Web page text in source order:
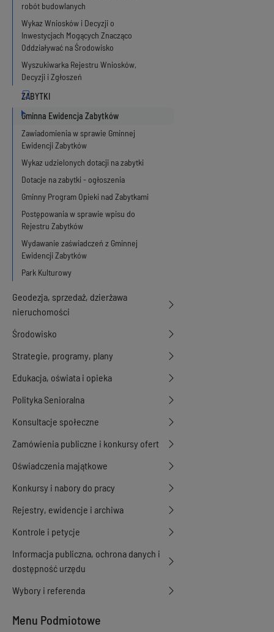
robót budowlanych
Wykaz Wniosków i Decyzji o
Inwestycjach Mogących Znacząco
Oddziaływać na Środowisko
Wyszukiwarka Rejestru Wniosków,
Decyzji i Zgłoszeń
Gminna Ewidencja Zabytków
Zawiadomienia w sprawie Gminnej
Ewidencji Zabytków
Wykaz udzielonych dotacji na zabytki
Dotacje na zabytki - ogłoszenia
Gminny Program Opieki nad Zabytkami
Postępowania w sprawie wpisu do
Rejestru Zabytków
Wydawanie zaświadczeń z Gminnej
Ewidencji Zabytków
Park Kulturowy
Geodezja, sprzedaż, dzierżawa
nieruchomości
Środowisko
Strategie, programy, plany
Edukacja, oświata i opieka
Polityka Senioralna
Konsultacje społeczne
Zamówienia publiczne i konkursy ofert
Oświadczenia majątkowe
Konkursy i nabory do pracy
Rejestry, ewidencje i archiwa
Kontrole i petycje
Informacja publiczna, ochrona danych i
dostępność urzędu
Wybory i referenda
Menu Podmiotowe